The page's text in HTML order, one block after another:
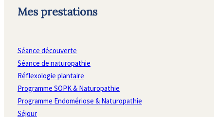
Mes prestations
Séance découverte
Séance de naturopathie
Réflexologie plantaire
Programme SOPK & Naturopathie
Programme Endomériose & Naturopathie
Séjour